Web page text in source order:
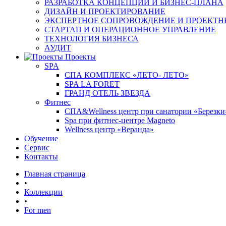
РАЗРАБОТКА КОНЦЕПЦИИ И БИЗНЕС-ПЛАНА
ДИЗАЙН И ПРОЕКТИРОВАНИЕ
ЭКСПЕРТНОЕ СОПРОВОЖДЕНИЕ И
СТАРТАП И ОПЕРАЦИОННОЕ УПРАВЛЕНИЕ
ТЕХНОЛОГИЯ БИЗНЕСА
АУДИТ
Проекты
SPA
СПА КОМПЛЕКС «ЛЕТО- ЛЕТО»
SPA LA FORET
ГРАНД ОТЕЛЬ ЗВЕЗДА
Фитнес
СПА&Wellness центр при санатории
Spa при фитнес-центре Magneto
Wellness центр «Веранда»
Обучение
Сервис
Контакты
Главная страница
•
Коллекции
•
For men